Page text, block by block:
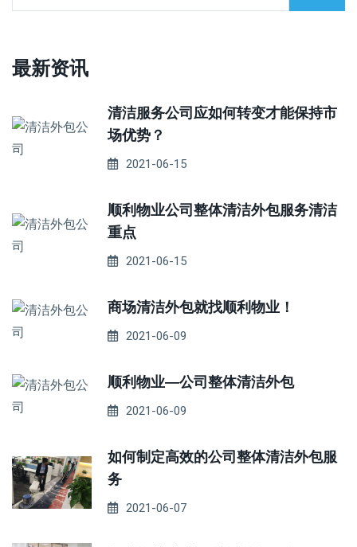
最新资讯
清洁服务公司应如何转变才能保持市
场优势？
2021-06-15
顺利物业公司整体清洁外包服务清洁
重点
2021-06-15
商场清洁外包就找顺利物业！
2021-06-09
顺利物业—公司整体清洁外包
2021-06-09
如何制定高效的公司整体清洁外包服
务
2021-06-07